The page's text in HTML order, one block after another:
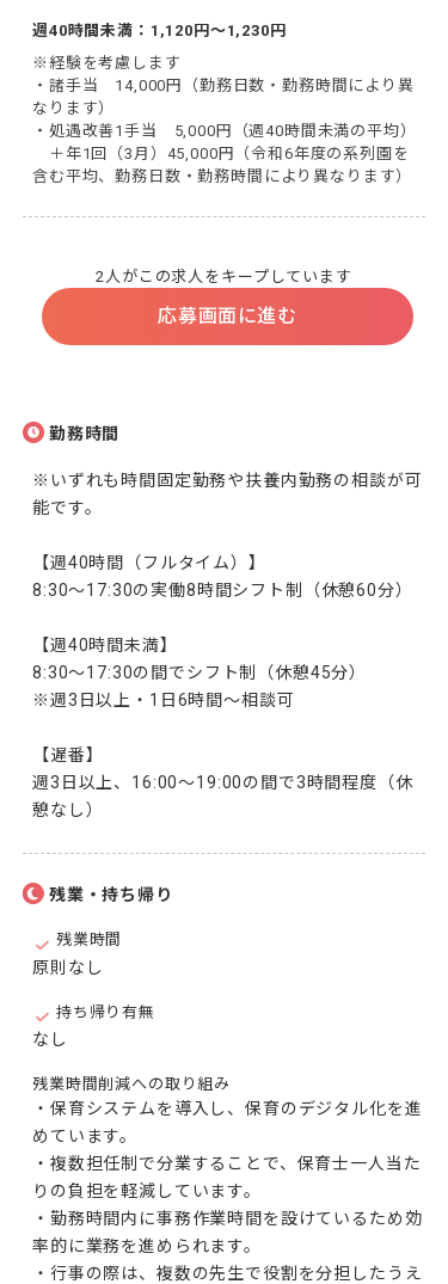
週40時間未満：1,120円～1,230円
※経験を考慮します
・諸手当　14,000円（勤務日数・勤務時間により異
なります）
・処遇改善1手当　5,000円（週40時間未満の平均）
＋年1回（3月）45,000円（令和6年度の系列園を
含む平均、勤務日数・勤務時間により異なります）
2人がこの求人をキープしています
応募画面に進む
勤務時間
※いずれも時間固定勤務や扶養内勤務の相談が可
能です。
【週40時間（フルタイム）】
8:30～17:30の実働8時間シフト制（休憩60分）
【週40時間未満】
8:30～17:30の間でシフト制（休憩45分）
※週3日以上・1日6時間～相談可
【遅番】
週3日以上、16:00～19:00の間で3時間程度（休
憩なし）
残業・持ち帰り
残業時間
原則なし
持ち帰り有無
なし
残業時間削減への取り組み
・保育システムを導入し、保育のデジタル化を進
めています。
・複数担任制で分業することで、保育士一人当た
りの負担を軽減しています。
・勤務時間内に事務作業時間を設けているため効
率的に業務を進められます。
・行事の際は、複数の先生で役割を分担したうえ